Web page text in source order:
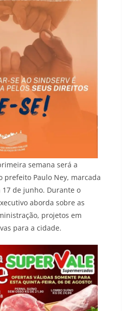
semana será a
prefeito Paulo Ney, marcada
de junho. Durante o
aborda sobre as
projetos em
para a cidade.